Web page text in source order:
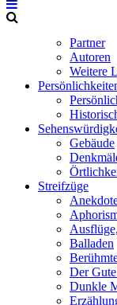
Partner
Autoren
Weitere
Gebäude
Streifzüge
Balladen
Der
Dunkle